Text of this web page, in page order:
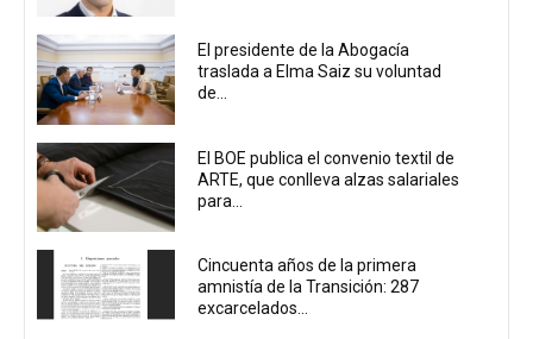
El presidente de la Abogacía
traslada a Elma Saiz su voluntad
de...
El BOE publica el convenio textil de
ARTE, que conlleva alzas salariales
para...
Cincuenta años de la primera
amnistía de la Transición: 287
excarcelados...